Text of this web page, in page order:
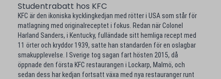
Studentrabatt hos KFC
KFC är den ikoniska kycklingkedjan med rötter i USA som står för
matlagning med originalreceptet i fokus. Redan när Colonel
Harland Sanders, i Kentucky, fulländade sitt hemliga recept med
11 örter och kryddor 1939, satte han standarden för en oslagbar
smakupplevelse. I Sverige tog sagan fart hösten 2015, då
öppnade den första KFC restaurangen i Lockarp, Malmö, och
sedan dess har kedjan fortsatt växa med nya restauranger runt